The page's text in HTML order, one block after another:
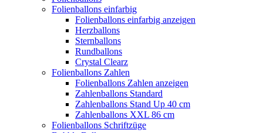
Folienballons einfarbig
Folienballons einfarbig anzeigen
Herzballons
Sternballons
Rundballons
Crystal Clearz
Folienballons Zahlen
Folienballons Zahlen anzeigen
Zahlenballons Standard
Zahlenballons Stand Up 40 cm
Zahlenballons XXL 86 cm
Folienballons Schriftzüge